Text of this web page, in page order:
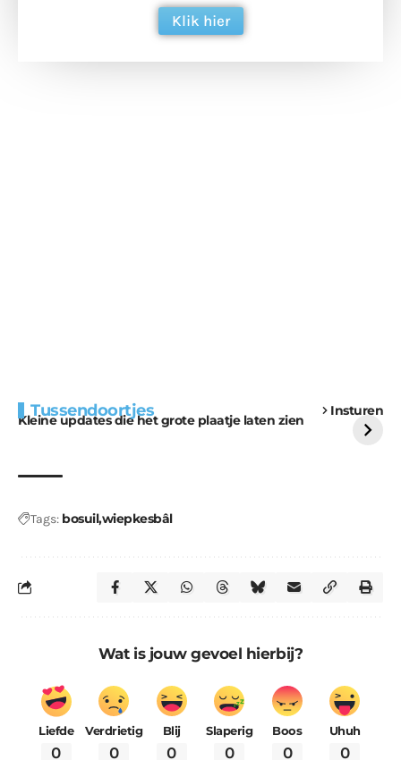
Klik hier
Tussendoortjes Insturen
Kleine updates die het grote plaatje laten zien
voor kabouters
uitdaging
Tags: bosuilwiepkesbâl
Wat is jouw gevoel hierbij?
Liefde
0
Verdrietig
0
Blij
0
Slaperig
0
Boos
0
Uhuh
0